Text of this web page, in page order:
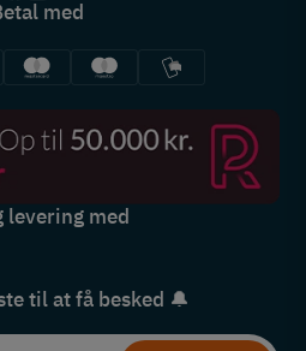
med
levering med
til at få besked 🔔